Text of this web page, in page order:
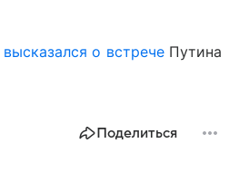
высказался о встречеПутина
Поделиться